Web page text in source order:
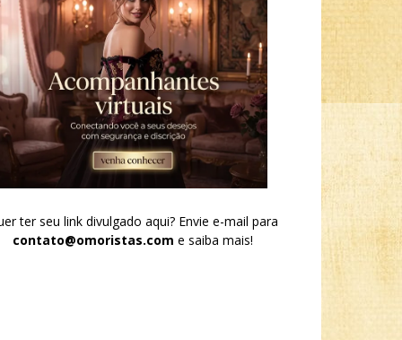
ter seu link divulgado aqui? Envie e-mail para
contato@omoristas.com e saiba mais!